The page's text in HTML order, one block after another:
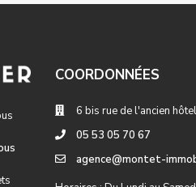
COORDONNÉES
6 bis rue de l'ancien
05 53 05 70 67
agence@montet-